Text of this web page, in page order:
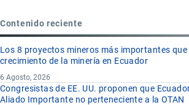
Contenido reciente
Los 8 proyectos mineros más importantes que
crecimiento de la minería en Ecuador
6 Agosto, 2026
Congresistas de EE. UU. proponen que
Aliado Importante no perteneciente a la OTAN